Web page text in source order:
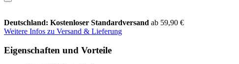
Deutschland: Kostenloser Standardversand ab 59,90 €
Weitere Infos zu Versand & Lieferung
Eigenschaften und Vorteile